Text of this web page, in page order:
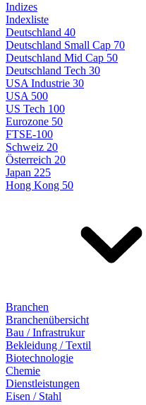
Indizes
Indexliste
Deutschland 40
Deutschland Small Cap 70
Deutschland Mid Cap 50
Deutschland Tech 30
USA Industrie 30
USA 500
US Tech 100
Eurozone 50
FTSE-100
Schweiz 20
Österreich 20
Japan 225
Hong Kong 50
Branchen
Branchenübersicht
Bau / Infrastrukur
Bekleidung / Textil
Biotechnologie
Chemie
Dienstleistungen
Eisen / Stahl